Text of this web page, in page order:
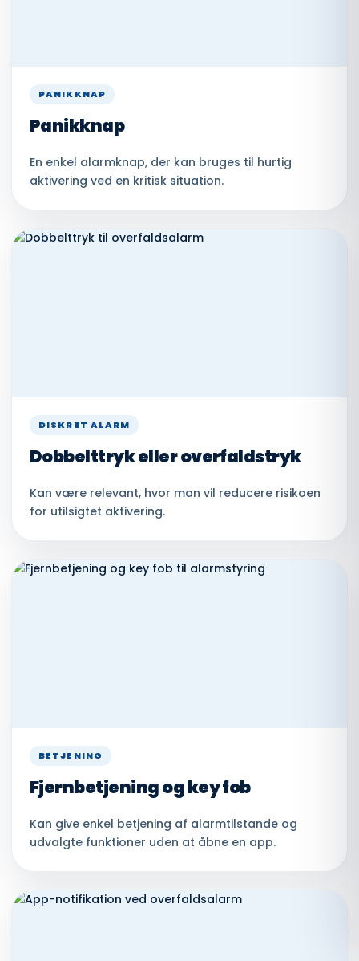
PANIKKNAP
Panikknap
En enkel alarmknap, der kan bruges til hurtig
aktivering ved en kritisk situation.
DISKRET ALARM
Dobbelttryk eller overfaldstryk
Kan være relevant, hvor man vil reducere risikoen
for utilsigtet aktivering.
BETJENING
Fjernbetjening og key fob
Kan give enkel betjening af alarmtilstande og
udvalgte funktioner uden at åbne en app.